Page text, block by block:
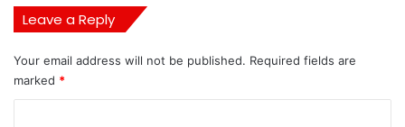
Leave a Reply
Your email address will not be published. Required fields are
marked *